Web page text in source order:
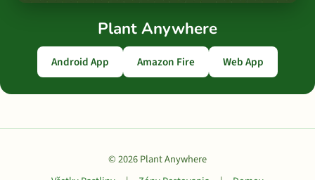
Plant Anywhere
Android App Amazon Fire Web App
© 2026 Plant Anywhere